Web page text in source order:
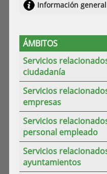
Información general
ÁMBITOS
Servicios
ciudadanía
Servicios
empresas
Servicios
personal empleado
Servicios
ayuntamientos